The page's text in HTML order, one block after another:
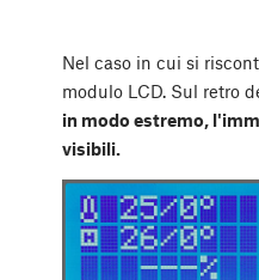
Nel caso in cui si
modulo LCD. Sul retro
in modo estremo,
visibili.